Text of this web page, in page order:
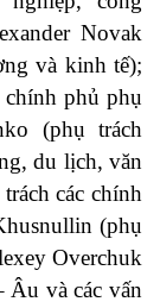
Novak
và kinh tế);
phủ phụ
(phụ trách
du lịch, văn
các chính
(phụ
Overchuk
Âu và các vấn